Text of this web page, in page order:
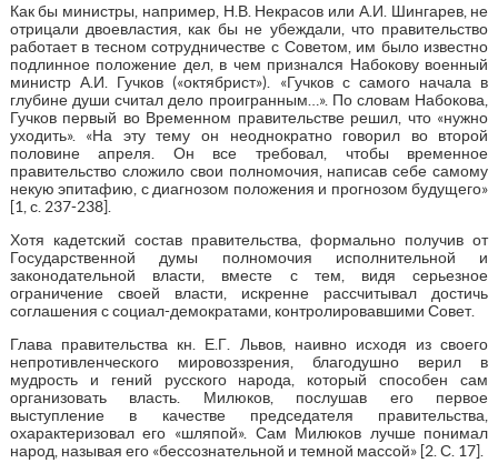
Как бы министры, например, Н.В. Некрасов или А.И. Шингарев, не
отрицали двоевластия, как бы не убеждали, что правительство
работает в тесном сотрудничестве с Советом, им было известно
подлинное положение дел, в чем признался Набокову военный
министр А.И. Гучков («октябрист»). «Гучков с самого начала в
глубине души считал дело проигранным…». По словам Набокова,
Гучков первый во Временном правительстве решил, что «нужно
уходить». «На эту тему он неоднократно говорил во второй
половине апреля. Он все требовал, чтобы временное
правительство сложило свои полномочия, написав себе самому
некую эпитафию, с диагнозом положения и прогнозом будущего»
[1, с. 237-238].
Хотя кадетский состав правительства, формально получив от
Государственной думы полномочия исполнительной и
законодательной власти, вместе с тем, видя серьезное
ограничение своей власти, искренне рассчитывал достичь
соглашения с социал-демократами, контролировавшими Совет.
Глава правительства кн. Е.Г. Львов, наивно исходя из своего
непротивленческого мировоззрения, благодушно верил в
мудрость и гений русского народа, который способен сам
организовать власть. Милюков, послушав его первое
выступление в качестве председателя правительства,
охарактеризовал его «шляпой». Сам Милюков лучше понимал
народ, называя его «бессознательной и темной массой» [2. С. 17].